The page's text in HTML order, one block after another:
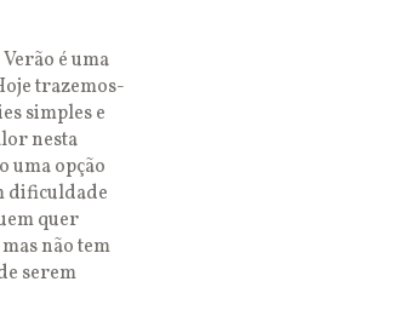
é uma
trazemos-
simples e
nesta
uma opção
dificuldade
quer
não tem
serem